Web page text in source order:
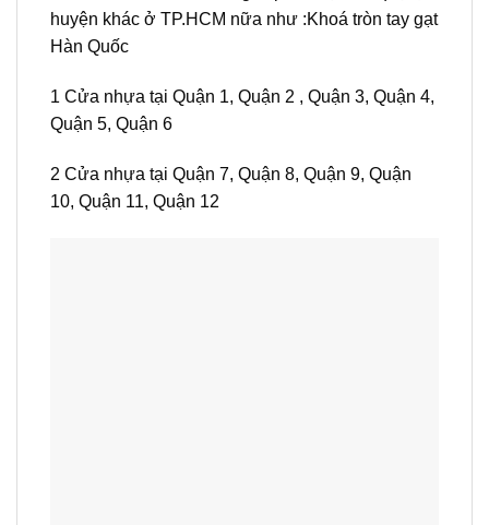
huyện khác ở TP.HCM nữa như :Khoá tròn tay gạt
Hàn Quốc
1 Cửa nhựa tại Quận 1, Quận 2 , Quận 3, Quận 4,
Quận 5, Quận 6
2 Cửa nhựa tại Quận 7, Quận 8, Quận 9, Quận
10, Quận 11, Quận 12